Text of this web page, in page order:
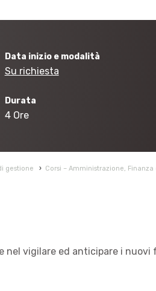
Data inizio e modalità
Su richiesta
Durata
4 Ore
gestione › Corsi – Amministrazione,
nel vigilare ed anticipare i